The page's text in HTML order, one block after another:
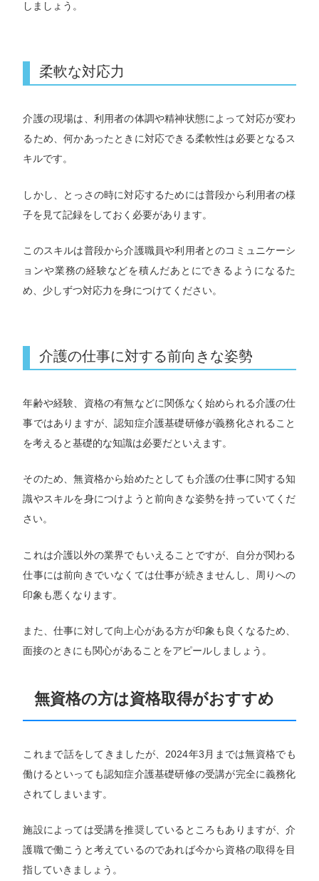
しましょう。
柔軟な対応力
介護の現場は、利用者の体調や精神状態によって対応が変わ
るため、何かあったときに対応できる柔軟性は必要となるス
キルです。
しかし、とっさの時に対応するためには普段から利用者の様
子を見て記録をしておく必要があります。
このスキルは普段から介護職員や利用者とのコミュニケーシ
ョンや業務の経験などを積んだあとにできるようになるた
め、少しずつ対応力を身につけてください。
介護の仕事に対する前向きな姿勢
年齢や経験、資格の有無などに関係なく始められる介護の仕
事ではありますが、認知症介護基礎研修が義務化されること
を考えると基礎的な知識は必要だといえます。
そのため、無資格から始めたとしても介護の仕事に関する知
識やスキルを身につけようと前向きな姿勢を持っていてくだ
さい。
これは介護以外の業界でもいえることですが、自分が関わる
仕事には前向きでいなくては仕事が続きませんし、周りへの
印象も悪くなります。
また、仕事に対して向上心がある方が印象も良くなるため、
面接のときにも関心があることをアピールしましょう。
無資格の方は資格取得がおすすめ
これまで話をしてきましたが、2024年3月までは無資格でも
働けるといっても認知症介護基礎研修の受講が完全に義務化
されてしまいます。
施設によっては受講を推奨しているところもありますが、介
護職で働こうと考えているのであれば今から資格の取得を目
指していきましょう。